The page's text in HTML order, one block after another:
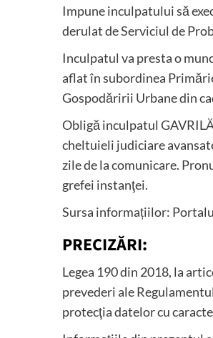
Impune inculpatului să
derulat de Serviciul de
Inculpatul va presta o
aflat în subordinea
Gospodăririi Urbane din
Obligă inculpatul
cheltuieli judiciare
zile de la comunicare.
grefei instanţei.
Sursa informațiilor:
PRECIZĂRI:
Legea 190 din 2018, la
prevederi ale
protecţia datelor cu